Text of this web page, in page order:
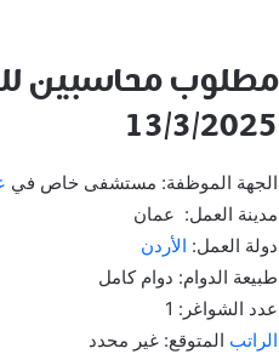
مطلوب محاسبين
13/3/2025
الجهة الموظفة: مستشفى خاص في
مدينة العمل: عمان
دولة العمل: الأردن
طبيعة الدوام: دوام كامل
عدد الشواغر: 1
الراتب المتوقع: غير محدد